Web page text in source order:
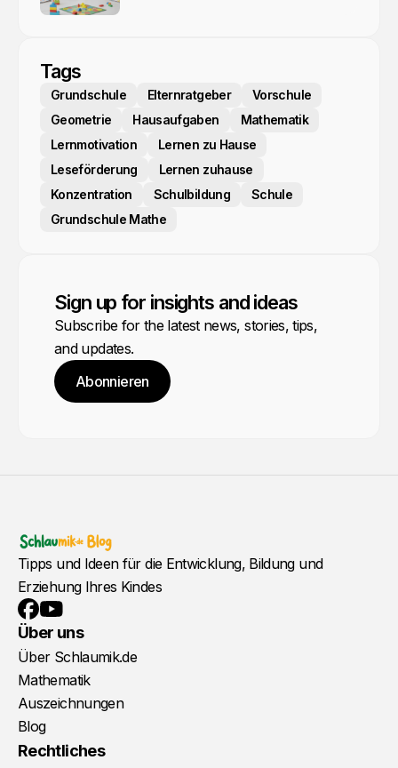
Tags
Grundschule Elternratgeber
Vorschule
Geometrie
Hausaufgaben
Mathematik
Lernmotivation
Lernen zu Hause
Leseförderung
Lernen zuhause
Konzentration
Schulbildung
Schule
Grundschule Mathe
Sign up for insights and ideas
Subscribe for the latest news, stories, tips,
and updates.
Abonnieren
Tipps und Ideen für die Entwicklung, Bildung und
Erziehung Ihres Kindes
Facebook
YouTube
Über uns
Über Schlaumik.de
Mathematik
Auszeichnungen
Blog
Rechtliches